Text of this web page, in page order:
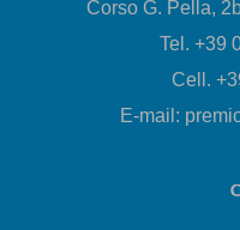
Corso G. Pella,
Tel. +39
Cell.
E-mail: